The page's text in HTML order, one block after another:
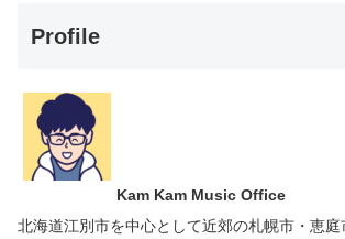
Profile
Kam Kam Music Office
北海道江別市を中心として近郊の札幌市・恵